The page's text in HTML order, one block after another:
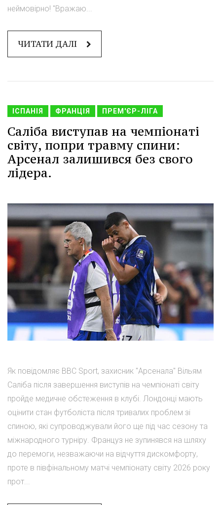
неймовірно! "Вражаю...
ЧИТАТИ ДАЛІ
ІСПАНІЯ ФРАНЦІЯ ПРЕМ'ЄР-ЛІГА
Саліба виступав на чемпіонаті
світу, попри травму спини:
Арсенал залишився без свого
лідера.
Як повідомляє BBC Sport, захисник "Арсенала" Вільям
Саліба після завершення виступів на чемпіонаті світу
пройде медичне обстеження в клубі. Лондонці мають
оцінити стан футболіста після тривалих проблем зі
спиною, які супроводжували його ще під час сезону та
міжнародного турніру. Француз не зупинявся на шляху
до перемоги, незважаючи на відчуття дискомфорту,
проте в півфінальному матчі чемпіонату світу 2026 року
прот...